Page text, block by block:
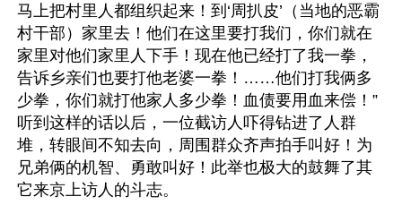
马上把村里人都组织起来！到‘周扒皮’（当地的恶霸
村干部）家里去！他们在这里要打我们，你们就在
家里对他们家里人下手！现在他已经打了我一拳，
告诉乡亲们也要打他老婆一拳！……他们打我俩多
少拳，你们就打他家人多少拳！血债要用血来偿！”
听到这样的话以后，一位截访人吓得钻进了人群
堆，转眼间不知去向，周围群众齐声拍手叫好！为
兄弟俩的机智、勇敢叫好！此举也极大的鼓舞了其
它来京上访人的斗志。